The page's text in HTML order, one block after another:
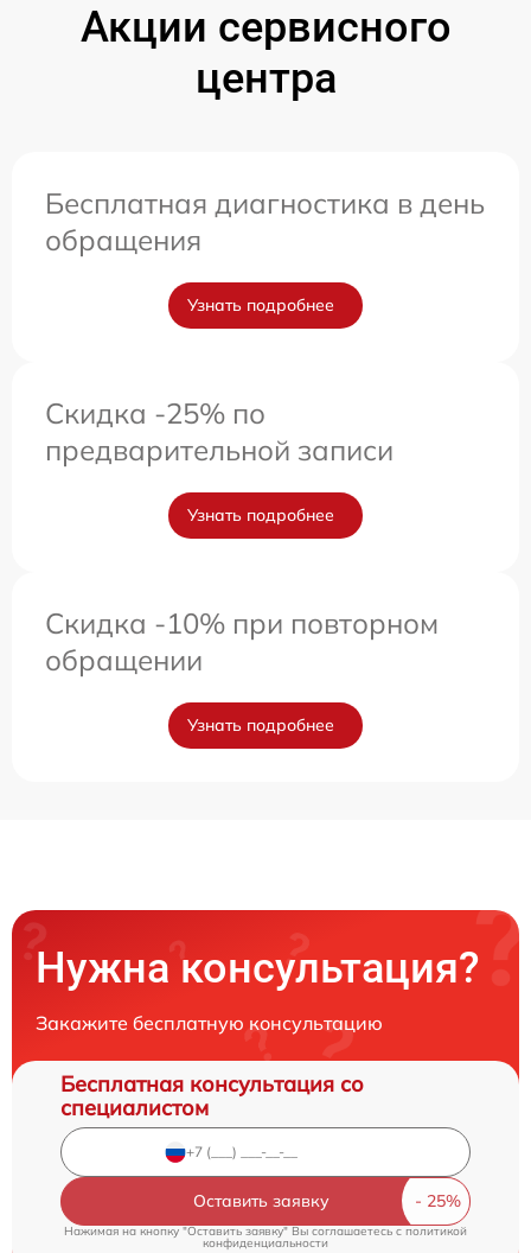
Акции сервисного
центра
Бесплатная диагностика в день
обращения
Узнать подробнее
Скидка -25% по
предварительной записи
Узнать подробнее
Скидка -10% при повторном
обращении
Узнать подробнее
Нужна консультация?
Закажите бесплатную консультацию
Бесплатная консультация со
специалистом
Оставить заявку
Нажимая на кнопку "Оставить заявку" Вы соглашаетесь cполитикой
конфиденциальности